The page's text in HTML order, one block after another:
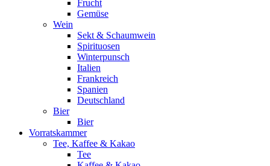
Frucht
Gemüse
Wein
Sekt & Schaumwein
Spirituosen
Winterpunsch
Italien
Frankreich
Spanien
Deutschland
Bier
Bier
Vorratskammer
Tee, Kaffee & Kakao
Tee